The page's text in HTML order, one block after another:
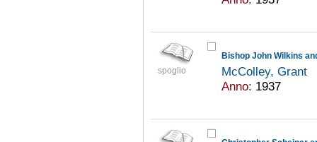
spoglio
Bishop John Wilkins
McColley, Grant
Anno: 1937